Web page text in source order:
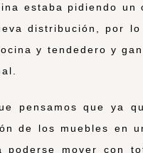
estaba pidiendo un
distribución, por
y tendedero y
pensamos que ya
de los muebles en
mover con